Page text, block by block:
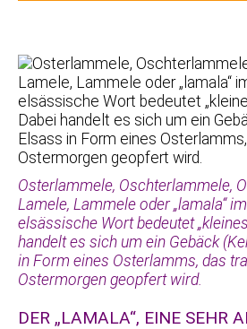
Osterlammele, Oschterlammele,
Lamele, Lammele oder „lamala“
elsässische Wort bedeutet
handelt es sich um ein Gebäck
in Form eines Osterlamms, das
Ostermorgen geopfert wird.
DER „LAMALA“, EINE SEHR